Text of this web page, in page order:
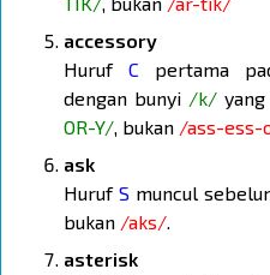
accessory
Huruf C pertama
dengan bunyi /k/yang
OR-Y/, bukan /ass-ess-
ask
HurufS muncul
bukan /aks/.
asterisk